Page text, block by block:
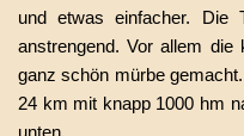
und etwas einfacher. Die
anstrengend. Vor allem
ganz schön mürbe
24 km mit knapp 1000 hm
unten.